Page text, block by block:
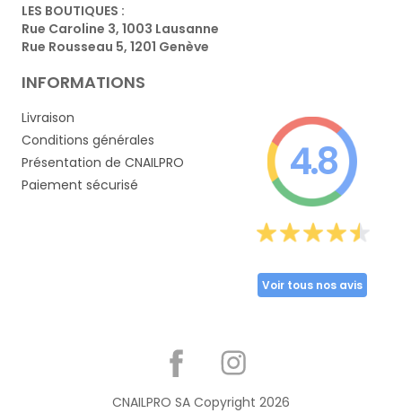
LES BOUTIQUES :
Rue Caroline 3, 1003 Lausanne
Rue Rousseau 5, 1201 Genève
INFORMATIONS
Livraison
Conditions générales
Présentation de CNAILPRO
Paiement sécurisé
4.8
Voir tous nos avis
CNAILPRO SA Copyright 2026